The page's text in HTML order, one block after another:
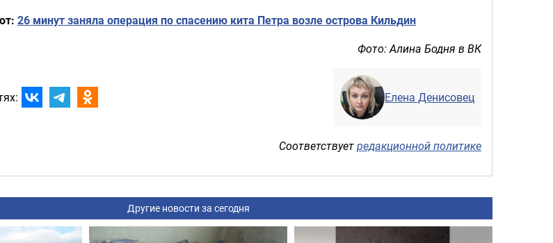
26 минут заняла операция по спасению кита Петра возле острова Кильдин
Фото: Алина Бодня в ВК
Елена Денисовец
Соответствуетредакционной политике
Другие новости за сегодня